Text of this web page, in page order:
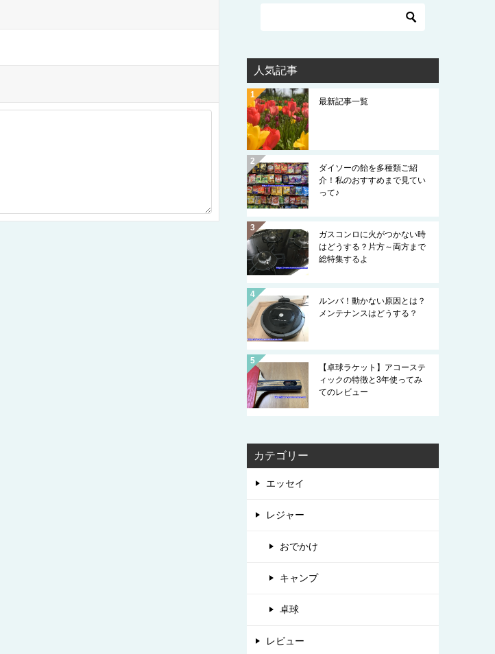
人気記事
最新記事一覧
ダイソーの飴を多種類ご紹
介！私のおすすめまで見てい
って♪
ガスコンロに火がつかない時
はどうする？片方～両方まで
総特集するよ
ルンバ！動かない原因とは？
メンテナンスはどうする？
【卓球ラケット】アコーステ
ィックの特徴と3年使ってみ
てのレビュー
カテゴリー
エッセイ
レジャー
おでかけ
キャンプ
卓球
レビュー